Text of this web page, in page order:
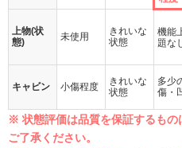
上物(状
態)
未使用
きれいな
状態
機能
題な
キャビン 小傷程度
きれいな
状態
多少
傷・
※ 状態評価は品質を保証するも
ご了承ください。